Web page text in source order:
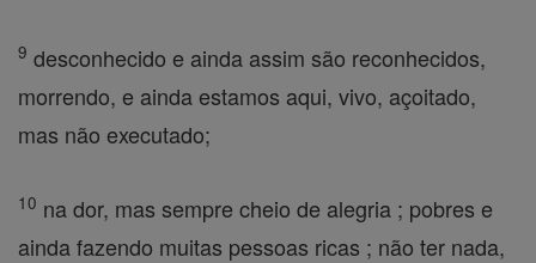
9 desconhecido e ainda assim são reconhecidos,
morrendo, e ainda estamos aqui, vivo, açoitado,
mas não executado;
10 na dor, mas sempre cheio de alegria ; pobres e
ainda fazendo muitas pessoas ricas ; não ter nada,